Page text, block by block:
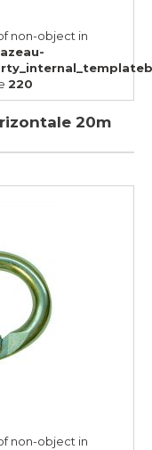
non-object in
220
20m
non-object in